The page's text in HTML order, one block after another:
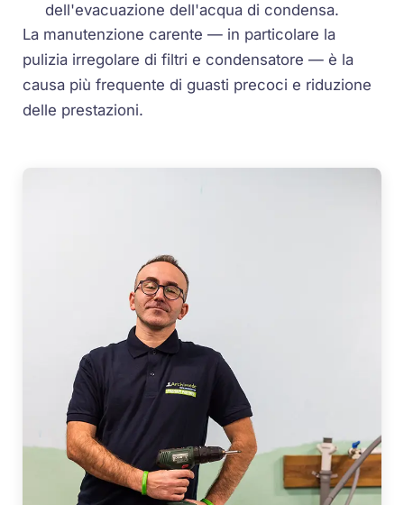
dell'evacuazione dell'acqua di condensa.
La manutenzione carente — in particolare la
pulizia irregolare di filtri e condensatore — è la
causa più frequente di guasti precoci e riduzione
delle prestazioni.